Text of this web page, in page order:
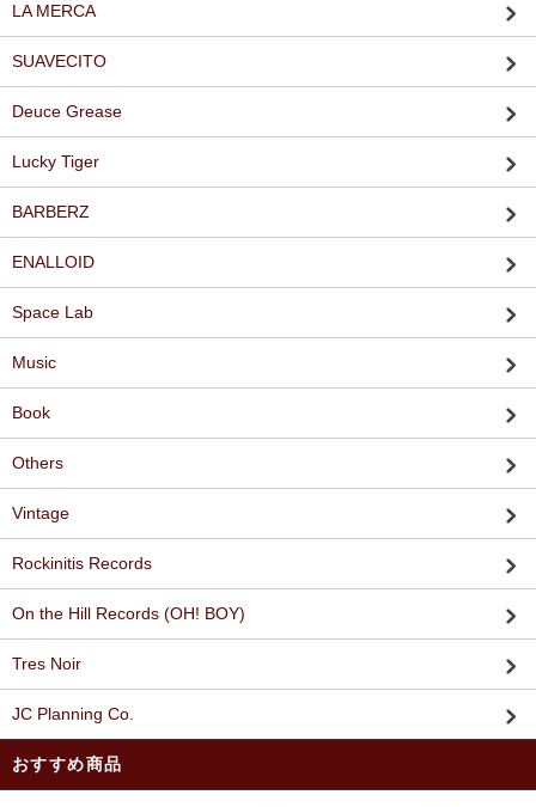
LA MERCA
SUAVECITO
Deuce Grease
Lucky Tiger
BARBERZ
ENALLOID
Space Lab
Music
Book
Others
Vintage
Rockinitis Records
On the Hill Records (OH! BOY)
Tres Noir
JC Planning Co.
おすすめ商品